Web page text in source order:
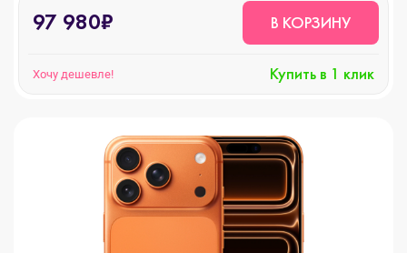
97 980₽ В КОРЗИНУ
Хочу дешевле! Купить в 1 клик